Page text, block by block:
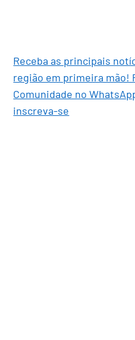
Receba as principais
região em primeira mão!
Comunidade no
inscreva-se